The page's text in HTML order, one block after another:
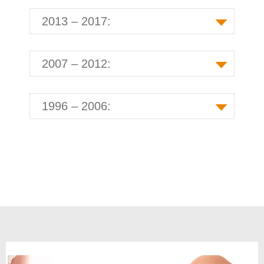
2013 – 2017:
2007 – 2012:
1996 – 2006: